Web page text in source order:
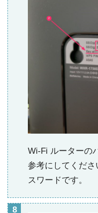
Wi-Fi ルーターの
参考にしてくだ
スワードです。